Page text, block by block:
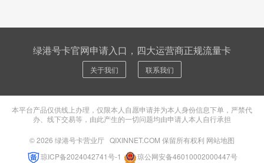
绿港号卡官网申请入口，四大运营商正规流量卡
关于我们 联系我们
本平台产品仅供线上办理，仅限本人自愿申请并为本人身份信息下单，严禁代
办、线下交易等，由此产生的一切问题均由申请人本人自行承担
© 2026 绿港号卡营业厅 QIXINNET.COM 保留所有权利 网站地图
琼ICP备2024042741号-1
琼公网安备46010002000447号